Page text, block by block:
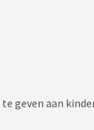
dat
zit ook een
mee om te gaan.
kinderen die
geven aan